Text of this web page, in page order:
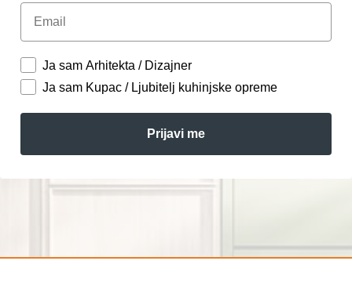
Email
Ja sam Arhitekta / Dizajner
Ja sam Kupac / Ljubitelj kuhinjske opreme
Prijavi me